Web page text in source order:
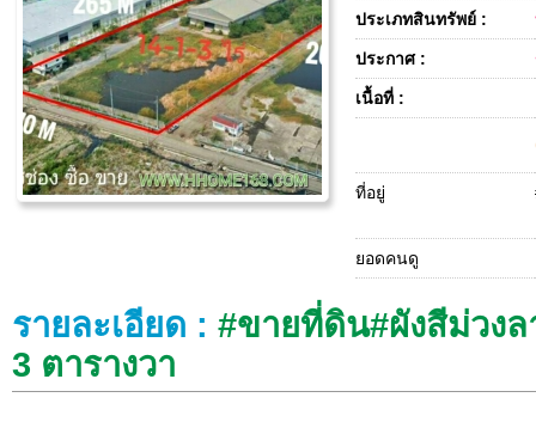
ประเภทสินทรัพย์ :
ประกาศ :
เนื้อที่ :
ที่อยู่
ยอดคนดู
รายละเอียด : #ขายที่ดิน#ผังสีม่วงล
3 ตารางวา